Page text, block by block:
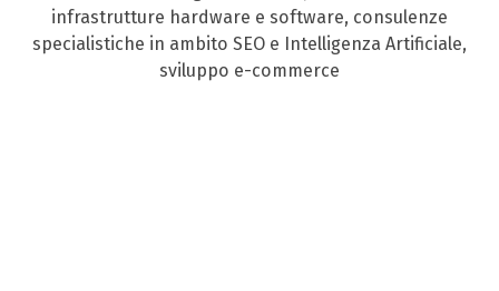
infrastrutture hardware e software, consulenze
specialistiche in ambito SEO e Intelligenza Artificiale,
sviluppo e-commerce